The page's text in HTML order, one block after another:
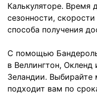
Калькуляторе. Время
сезонности,
способа получения
С помощью
в Веллингтон,
Зеландии. Выбирайте
подходит вам по